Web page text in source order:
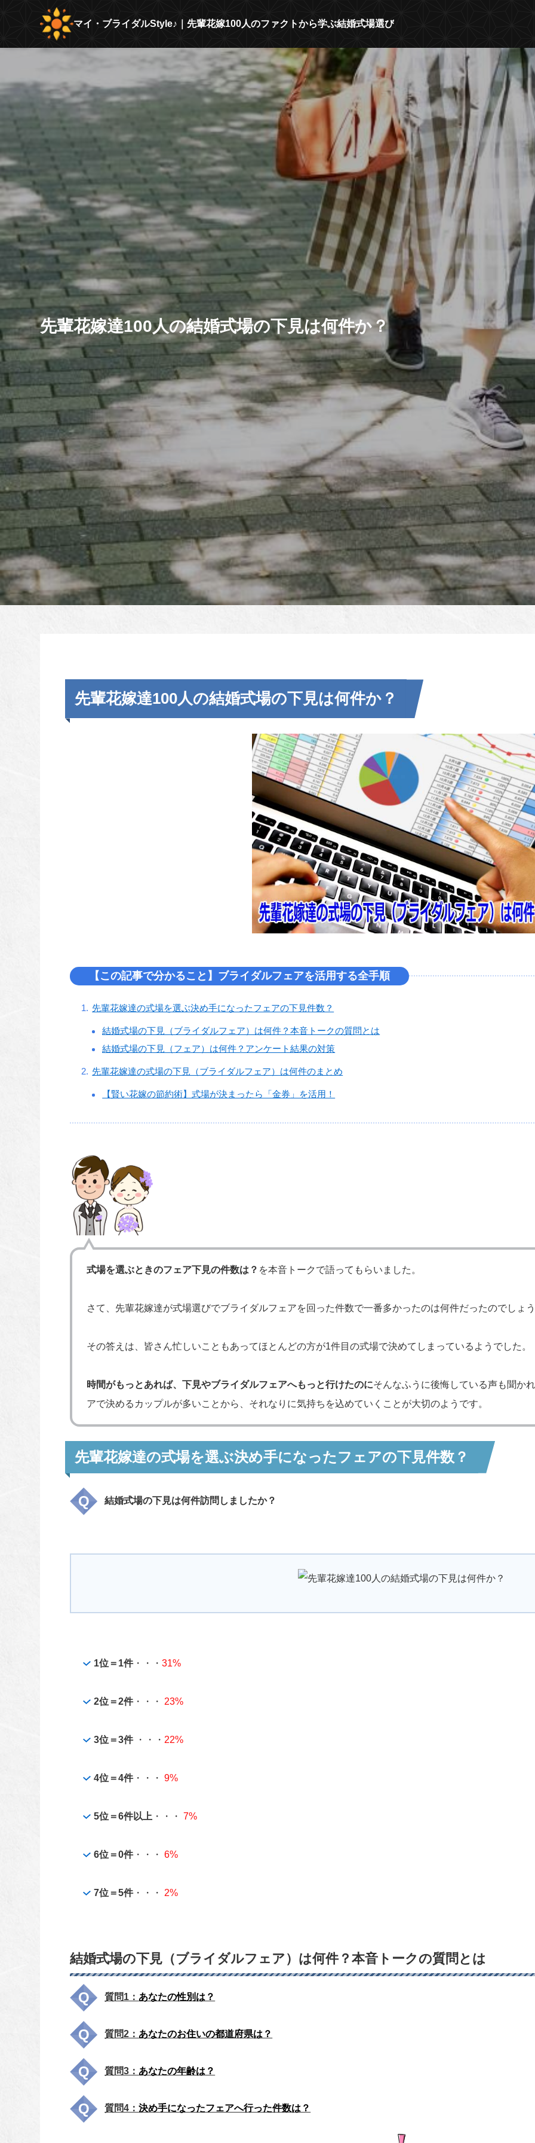
マイ・ブライダルStyle♪｜先輩花嫁100人のファクトから学ぶ結婚式場選び
先輩花嫁達100人の結婚式場の下見は何件か？
先輩花嫁達100人の結婚式場の下見は何件か？
【この記事で分かること】ブライダルフェアを活用する全手順
先輩花嫁達の式場を選ぶ決め手になったフェアの下見件数？
結婚式場の下見（ブライダルフェア）は何件？本音トークの質問とは
結婚式場の下見（フェア）は何件？アンケート結果の対策
先輩花嫁達の式場の下見（ブライダルフェア）は何件のまとめ
【賢い花嫁の節約術】式場が決まったら「金券」を活用！
式場を選ぶときのフェア下見の件数は？ を本音トークで語ってもらいました。
さて、先輩花嫁達が式場選びでブライダルフェアを回った件数で一番多かったのは何件だったのでしょ
その答えは、皆さん忙しいこともあってほとんどの方が1件目の式場で決めてしまっているようでした。
時間がもっとあれば、下見やブライダルフェアへもっと行けたのにそんなふうに後悔している声も聞か
アで決めるカップルが多いことから、それなりに気持ちを込めていくことが大切のようです。
先輩花嫁達の式場を選ぶ決め手になったフェアの下見件数？
結婚式場の下見は何件訪問しましたか？
1位＝1件・・・31%
2位＝2件・・・ 23%
3位＝3件・・・ 22%
4位＝4件・・・9%
5位＝6件以上 ・・・7%
6位＝0件・・・ 6%
7位＝5件・・・ 2%
結婚式場の下見（ブライダルフェア）は何件？本音トークの質問とは
質問1： あなたの性別は？
質問2： あなたのお住いの都道府県は？
質問3： あなたの年齢は？
質問4：決め手になったフェアへ行った件数は？